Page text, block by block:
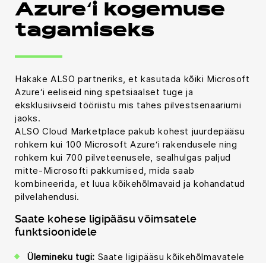
Azure‘i kogemuse
tagamiseks
Hakake ALSO partneriks, et kasutada kõiki Microsoft
Azure‘i eeliseid ning spetsiaalset tuge ja
eksklusiivseid tööriistu mis tahes pilvestsenaariumi
jaoks.
ALSO Cloud Marketplace pakub kohest juurdepääsu
rohkem kui 100 Microsoft Azure‘i rakendusele ning
rohkem kui 700 pilveteenusele, sealhulgas paljud
mitte-Microsofti pakkumised, mida saab
kombineerida, et luua kõikehõlmavaid ja kohandatud
pilvelahendusi.
Saate kohese ligipääsu võimsatele
funktsioonidele
Ülemineku tugi: Saate ligipääsu kõikehõlmavatele